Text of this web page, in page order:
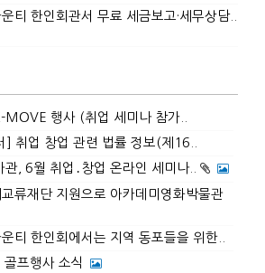
티 한인회관서 무료 세금보고·세무상담..
행사 (취업 세미나 참가..
] 취업 창업 관련 법률 정보(제16..
관, 6월 취업․창업 온라인 세미나..
류재단 지원으로 아카데미영화박물관
티 한인회에서는 지역 동포들을 위한..
프행사 소식